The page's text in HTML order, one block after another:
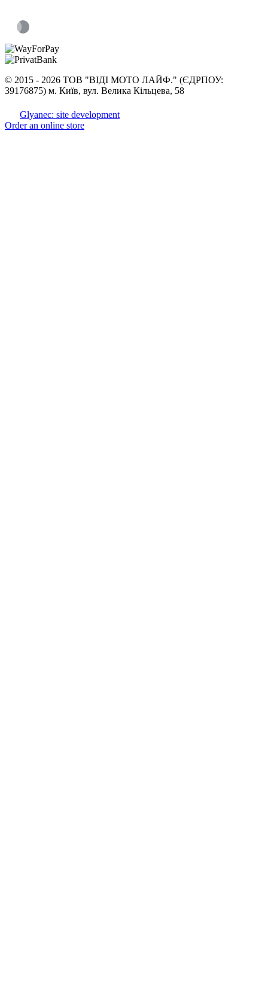
© 2015 - 2026 ТОВ "ВІДІ МОТО ЛАЙФ." (ЄДРПОУ:
39176875) м. Київ, вул. Велика Кільцева, 58
Glyanec: site development
Order an online store